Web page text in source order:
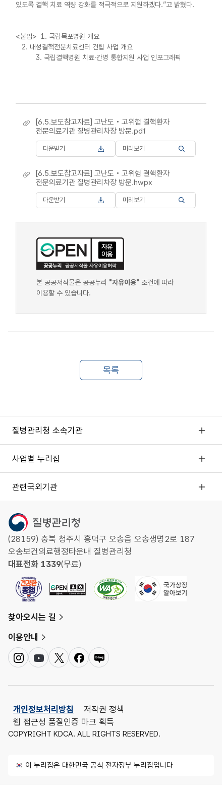
있도록 결핵 치료 역량 강화를 적극적으로 지원하겠다.”고 밝혔다.
<붙임> 1. 국립목포병원 개요
2. 내성결핵전문치료센터 건립 사업 개요
3. 국립결핵병원 치료·간병 통합지원 사업 인포그래픽
[6.5.보도참고자료] 고난도‧고위험 결핵환자
전문의료기관 질병관리차장 방문.pdf
다운받기 미리보기
[6.5.보도참고자료] 고난도‧고위험 결핵환자
전문의료기관 질병관리차장 방문.hwpx
다운받기 미리보기
본 공공저작물은 공공누리 "자유이용" 조건에 따라
이용할 수 있습니다.
질병관리청 소속기관
사업별 누리집
관련국외기관
(28159) 충북 청주시 흥덕구 오송읍 오송생명2로 187
오송보건의료행정타운내 질병관리청
대표전화 1339(무료)
찾아오시는 길
이용안내
인
스
램
유
튜
트
위
페
이
네
이
로
그
개인정보처리방침
저작권 정책
웹 접근성 품질인증 마크 획득
COPYRIGHT KDCA. ALL RIGHTS RESERVED.
이 누리집은 대한민국 공식 전자정부 누리집입니다